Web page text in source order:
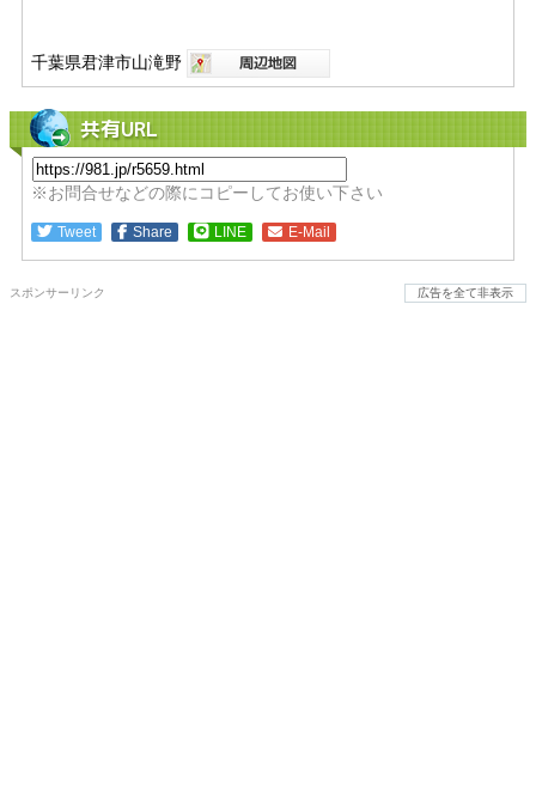
千葉県君津市山滝野
共有URL
※お問合せなどの際にコピーしてお使い下さい
Tweet Share LINE E-Mail
スポンサーリンク 広告を全て非表示